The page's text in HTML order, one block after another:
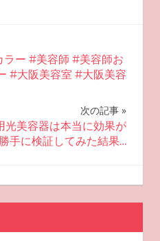
ー #美容師 #美容師お
#大阪美容室 #大阪美容
次の記事
美容器は本当に効果が
手に検証してみた結果…